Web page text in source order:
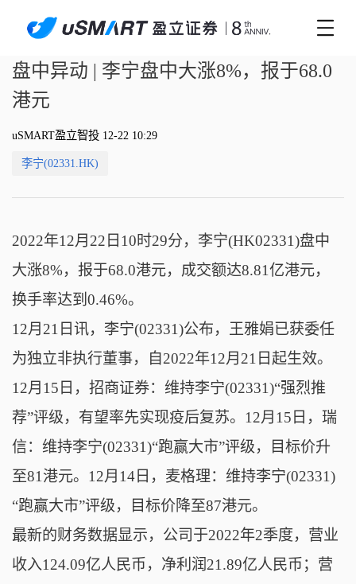
盘中异动 | 李宁盘中大涨8%，报于68.0
港元
uSMART盈立智投 12-22 10:29
李宁(02331.HK)
2022年12月22日10时29分，李宁(HK02331)盘中
大涨8%，报于68.0港元，成交额达8.81亿港元，
换手率达到0.46%。
12月21日讯，李宁(02331)公布，王雅娟已获委任
为独立非执行董事，自2022年12月21日起生效。
12月15日，招商证券：维持李宁(02331)“强烈推
荐”评级，有望率先实现疫后复苏。12月15日，瑞
信：维持李宁(02331)“跑赢大市”评级，目标价升
至81港元。12月14日，麦格理：维持李宁(02331)
“跑赢大市”评级，目标价降至87港元。
最新的财务数据显示，公司于2022年2季度，营业
收入124.09亿人民币，净利润21.89亿人民币；营